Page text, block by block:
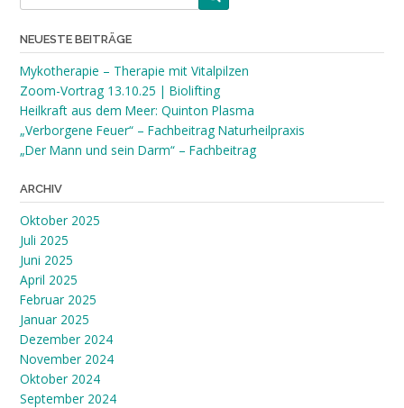
NEUESTE BEITRÄGE
Mykotherapie – Therapie mit Vitalpilzen
Zoom-Vortrag 13.10.25 | Biolifting
Heilkraft aus dem Meer: Quinton Plasma
„Verborgene Feuer“ – Fachbeitrag Naturheilpraxis
„Der Mann und sein Darm“ – Fachbeitrag
ARCHIV
Oktober 2025
Juli 2025
Juni 2025
April 2025
Februar 2025
Januar 2025
Dezember 2024
November 2024
Oktober 2024
September 2024